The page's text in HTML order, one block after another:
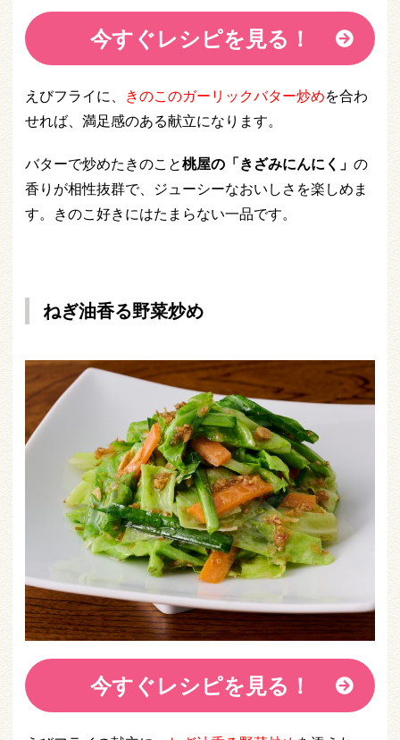
今すぐレシピを見る！
えびフライに、 きのこのガーリックバター炒めを合わ
せれば、満足感のある献立になります。
バターで炒めたきのこと桃屋の「きざみにんにく」 の
香りが相性抜群で、ジューシーなおいしさを楽しめま
す。きのこ好きにはたまらない一品です。
ねぎ油香る野菜炒め
今すぐレシピを見る！